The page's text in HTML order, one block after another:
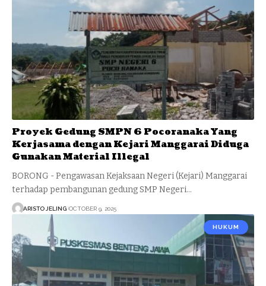
Proyek Gedung SMPN 6 Pocoranaka Yang
Kerjasama dengan Kejari Manggarai Diduga
Gunakan Material Illegal
BORONG - Pengawasan Kejaksaan Negeri (Kejari) Manggarai
terhadap pembangunan gedung SMP Negeri…
ARISTO JELING OCTOBER 9, 2025
HUKUM